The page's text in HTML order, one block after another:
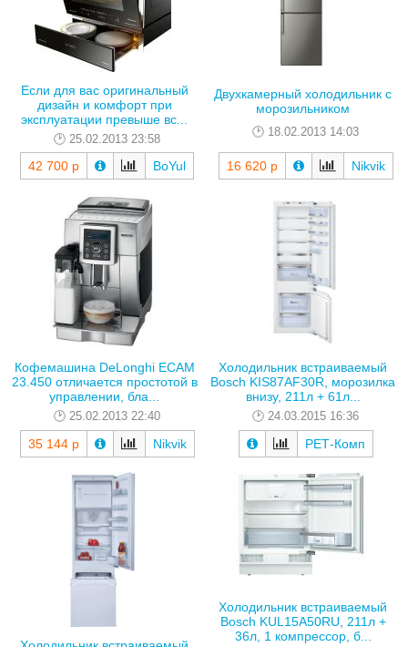
Если для вас оригинальный
дизайн и комфорт при
эксплуатации превыше вс...
25.02.2013 23:58
42 700 р BoYul
Двухкамерный холодильник с
морозильником
18.02.2013 14:03
16 620 р Nikvik
Кофемашина DeLonghi ECAM
23.450 отличается простотой в
управлении, бла...
25.02.2013 22:40
35 144 р Nikvik
Холодильник встраиваемый
Bosch KIS87AF30R, морозилка
внизу, 211л + 61л...
24.03.2015 16:36
РЕТ-Комп
Холодильник встраиваемый
Bosch KUL15A50RU, 211л +
36л, 1 компрессор, б...